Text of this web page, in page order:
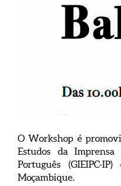
O Workshop é
Estudos da
Português (GIEIPC-
Moçambique.